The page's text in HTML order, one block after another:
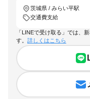
茨城県 / みらい平駅
交通費支給
「LINEで受け取る」では、
す。 詳しくはこちら